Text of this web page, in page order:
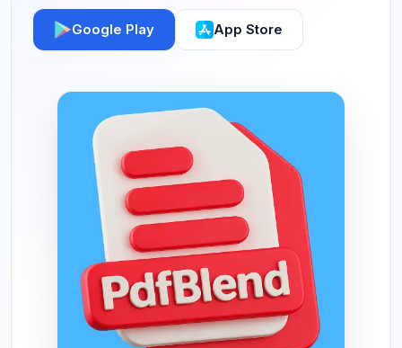
Google Play App Store